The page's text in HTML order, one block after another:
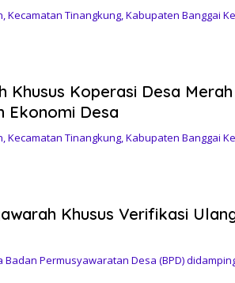
Kecamatan Tinangkung, Kabupaten Banggai
Khusus Koperasi Desa Merah
Ekonomi Desa
Kecamatan Tinangkung, Kabupaten Banggai
Khusus Verifikasi
Permusyawaratan Desa (BPD)